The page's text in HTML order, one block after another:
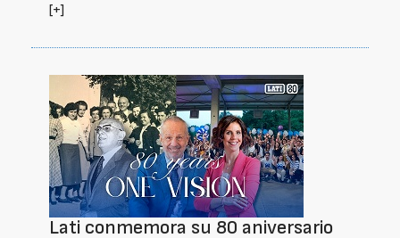
[+]
Lati conmemora su 80 aniversario